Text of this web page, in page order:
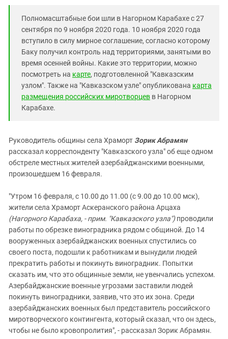
Полномасштабные бои шли в Нагорном Карабахе с 27
сентября по 9 ноября 2020 года. 10 ноября 2020 года
вступило в силу мирное соглашение, согласно которому
Баку получил контроль над территориями, занятыми во
время осенней войны. Какие это территории, можно
посмотреть на карте, подготовленной "Кавказским
узлом". Также на "Кавказском узле" опубликована карта
размещения российских миротворцев в Нагорном
Карабахе.
Руководитель общины села Храморт Зорик Абрамян
рассказал корреспонденту "Кавказского узла" об еще одном
обстреле местных жителей азербайджанскими военными,
произошедшем 16 февраля.
"Утром 16 февраля, с 10.00 до 11.00 (с 9.00 до 10.00 мск),
жители села Храморт Аскеранского района Арцаха
(Нагорного Карабаха, - прим. "Кавказского узла")проводили
работы по обрезке виноградника рядом с общиной. До 14
вооруженных азербайджанских военных спустились со
своего поста, подошли к работникам и вынудили людей
прекратить работы и покинуть виноградник. Попытки
сказать им, что это общинные земли, не увенчались успехом.
Азербайджанские военные угрозами заставили людей
покинуть виноградники, заявив, что это их зона. Среди
азербайджанских военных был представитель российского
миротворческого контингента, который сказал, что он здесь,
чтобы не было кровопролития", - рассказал Зорик Абрамян.